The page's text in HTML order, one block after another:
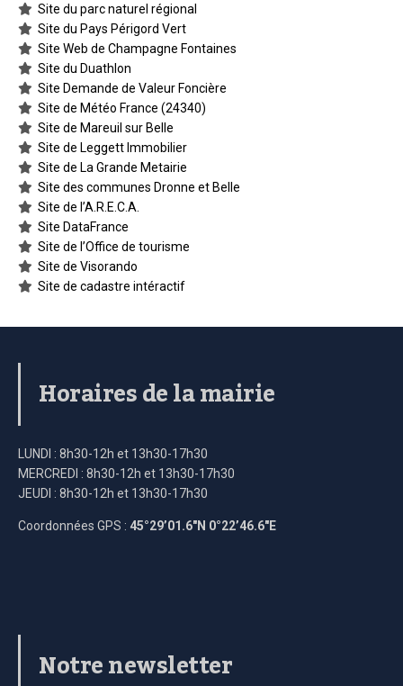
Site du parc naturel régional
Site du Pays Périgord Vert
Site Web de Champagne Fontaines
Site du Duathlon
Site Demande de Valeur Foncière
Site de Météo France (24340)
Site de Mareuil sur Belle
Site de Leggett Immobilier
Site de La Grande Metairie
Site des communes Dronne et Belle
Site de l’A.R.E.C.A.
Site DataFrance
Site de l’Office de tourisme
Site de Visorando
Site de cadastre intéractif
Horaires de la mairie
LUNDI : 8h30-12h et 13h30-17h30
MERCREDI : 8h30-12h et 13h30-17h30
JEUDI : 8h30-12h et 13h30-17h30
Coordonnées GPS : 45°29’01.6″N 0°22’46.6″E
Notre newsletter